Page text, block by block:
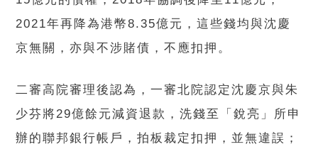
2021年再降為港幣8.35億元，這些錢均與沈慶
京無關，亦與不涉賭債，不應扣押。
二審高院審理後認為，一審北院認定沈慶京與朱
少芬將29億餘元減資退款，洗錢至「銳亮」所申
辦的聯邦銀行帳戶，拍板裁定扣押，並無違誤；